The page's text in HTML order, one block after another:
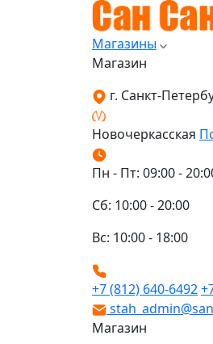
Магазины
Магазин
г. Санкт-
Новочеркасская
Пн - Пт: 09:00 -
Сб: 10:00 - 20:00
Вс: 10:00 - 18:00
+7 (812) 640-6492
Магазин